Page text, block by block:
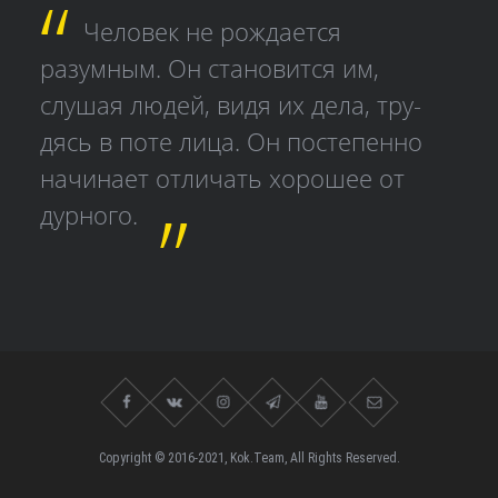
Человек не рождается
разумным. Он становится им,
слушая людей, видя их дела, тру­
дясь в поте лица. Он постепенно
начинает отличать хорошее от
дурного.
Copyright © 2016-2021, Kok.Team, All Rights Reserved.